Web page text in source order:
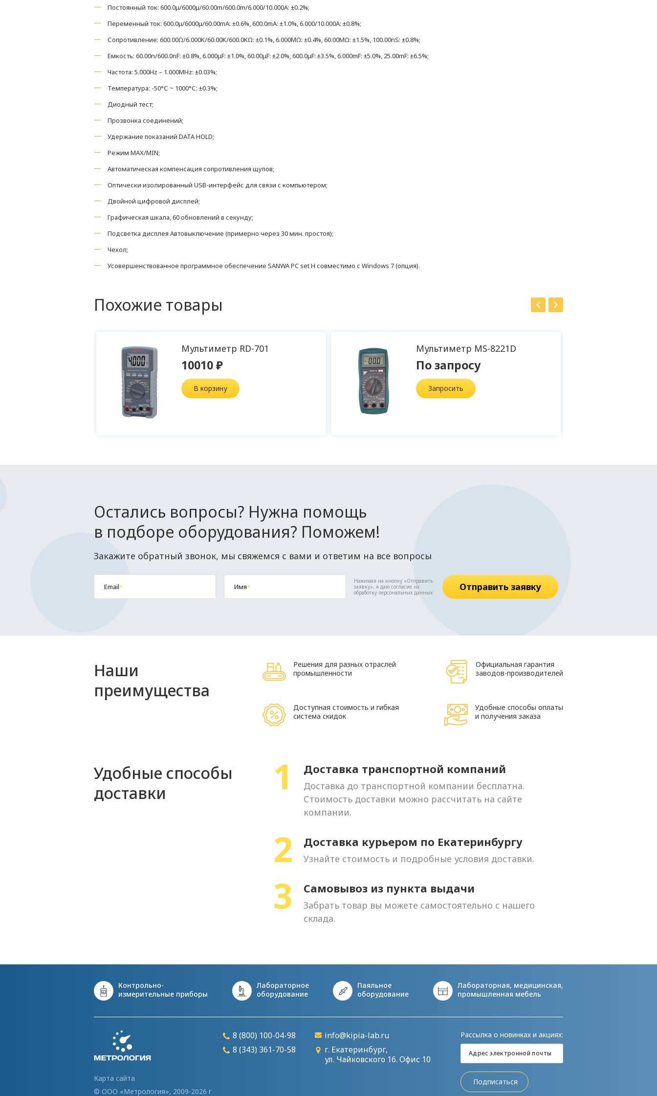
Постоянный ток: 600.0μ/6000μ/60.00m/600.0m/6.000/10.000A: ±0.2%;
Переменный ток: 600.0μ/6000μ/60.00mA: ±0.6%, 600.0mA: ±1.0%, 6.000/10.000A: ±0.8%;
Сопротивление: 600.00Ω/6.000K/60.00K/600.0KΩ: ±0.1%, 6.000MΩ: ±0.4%, 60.00MΩ: ±1.5%, 100.00nS: ±0.8%;
Емкость: 60.00n/600.0nF: ±0.8%, 6.000μF: ±1.0%, 60.00μF: ±2.0%, 600.0μF: ±3.5%, 6.000mF: ±5.0%, 25.00mF: ±6.5%;
Частота: 5.000Hz – 1.000MHz: ±0.03%;
Температура: -50°С ~ 1000°С: ±0.3%;
Диодный тест;
Прозвонка соединений;
Удержание показаний DATA HOLD;
Режим MAX/MIN;
Автоматическая компенсация сопротивления щупов;
Оптически изолированный USB-интерфейс для связи с компьютером;
Двойной цифровой дисплей;
Графическая шкала, 60 обновлений в секунду;
Подсветка дисплея Автовыключение (примерно через 30 мин. простоя);
Чехол;
Усовершенствованное программное обеспечение SANWA PC set H совместимо с Windows 7 (опция).
Похожие товары
Мультиметр RD-701
10010 ₽
В корзину
Мультиметр MS-8221D
По запросу
Запросить
Остались вопросы? Нужна помощь
в подборе оборудования? Поможем!
Закажите обратный звонок, мы свяжемся с вами и ответим на все вопросы
Email* Имя*
Нажимая на кнопку «Отправить
заявку», я даю согласие на
обработку персональных данных
Отправить заявку
Наши
преимущества
Решения для разных отраслей
промышленности
Официальная гарантия
заводов-производителей
Доступная стоимость и гибкая
система скидок
Удобные способы оплаты
и получения заказа
Удобные способы
доставки
1 Доставка транспортной компаний
Доставка до транспортной компании бесплатна.
Стоимость доставки можно рассчитать на сайте
компании.
2 Доставка курьером по Екатеринбургу
Узнайте стоимость и подробные условия доставки.
3 Самовывоз из пункта выдачи
Забрать товар вы можете самостоятельно с нашего
склада.
Контрольно-
измерительные приборы
Лабораторное
оборудование
Паяльное
оборудование
Лабораторная, медицинская,
промышленная мебель
Карта сайта
© ООО «Метрология», 2009-2026 г
8 (800) 100-04-98
8 (343) 361-70-58
info@kipia-lab.ru
г. Екатеринбург,
ул. Чайковского 16. Офис 10
Рассылка о новинках и акциях:
Подписаться